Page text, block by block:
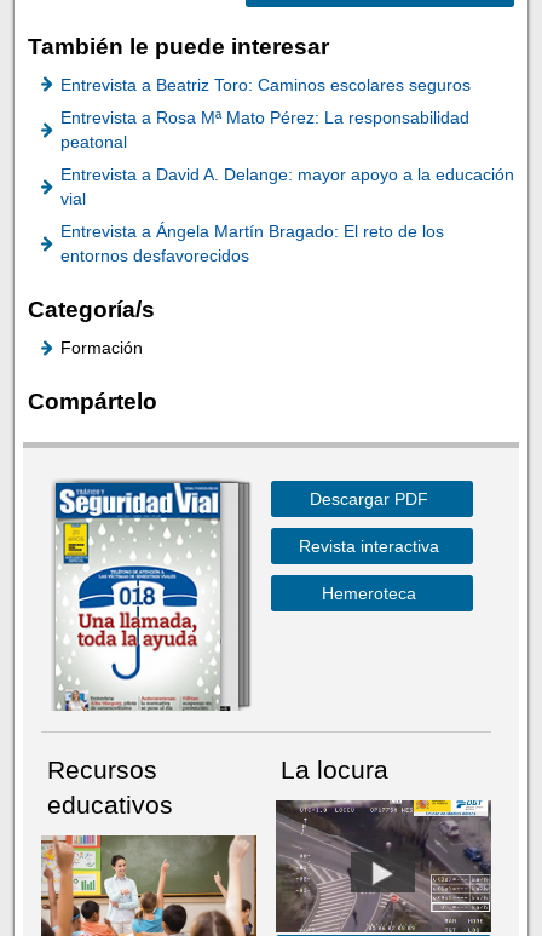
También le puede interesar
Entrevista a Beatriz Toro: Caminos escolares seguros
Entrevista a Rosa Mª Mato Pérez: La responsabilidad
peatonal
Entrevista a David A. Delange: mayor apoyo a la educación
vial
Entrevista a Ángela Martín Bragado: El reto de los
entornos desfavorecidos
Categoría/s
Formación
Compártelo
Descargar PDF
Revista interactiva
Hemeroteca
Recursos
educativos
La locura